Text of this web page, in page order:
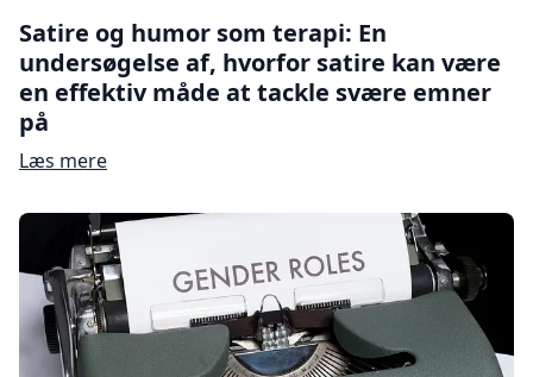
Satire og humor som terapi: En
undersøgelse af, hvorfor satire kan være
en effektiv måde at tackle svære emner
på
Læs mere